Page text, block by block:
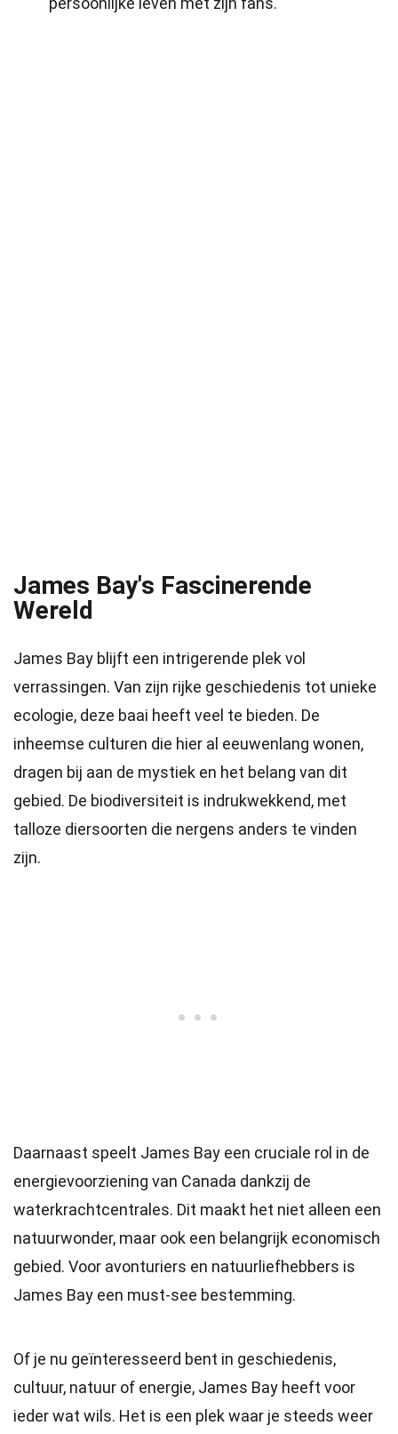
James Bay's Fascinerende
Wereld
James Bay blijft een intrigerende plek vol
verrassingen. Van zijn rijke geschiedenis tot unieke
ecologie, deze baai heeft veel te bieden. De
inheemse culturen die hier al eeuwenlang wonen,
dragen bij aan de mystiek en het belang van dit
gebied. De biodiversiteit is indrukwekkend, met
talloze diersoorten die nergens anders te vinden
zijn.
Daarnaast speelt James Bay een cruciale rol in de
energievoorziening van Canada dankzij de
waterkrachtcentrales. Dit maakt het niet alleen een
natuurwonder, maar ook een belangrijk economisch
gebied. Voor avonturiers en natuurliefhebbers is
James Bay een must-see bestemming.
Of je nu geïnteresseerd bent in geschiedenis,
cultuur, natuur of energie, James Bay heeft voor
ieder wat wils. Het is een plek waar je steeds weer